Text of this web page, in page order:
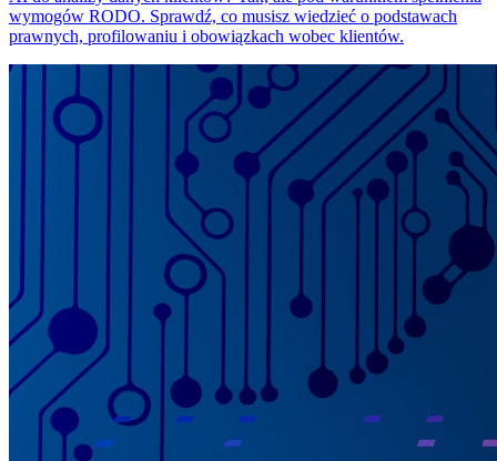
wymogów RODO. Sprawdź, co musisz wiedzieć o podstawach
prawnych, profilowaniu i obowiązkach wobec klientów.